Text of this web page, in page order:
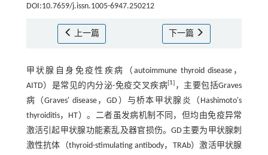
DOI:10.7659/j.issn.1005-6947.250212
上一篇 下一篇
甲状腺自身免疫性疾病（autoimmune thyroid disease，
AITD）是常见的内分泌-免疫交叉疾病 1
，主要包括Graves
病（Graves' disease，GD）与桥本甲状腺炎（Hashimoto's
thyroiditis，HT）。二者虽发病机制不同，但均由免疫异常
激活引起甲状腺功能紊乱及器官损伤。GD主要为甲状腺刺
激性抗体（thyroid-stimulating antibody，TRAb）激活甲状腺